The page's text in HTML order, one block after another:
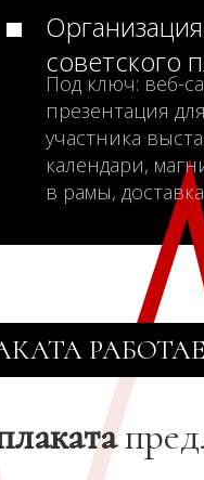
советского
Под ключ: веб-
презентация
участника
календари,
в рамы,